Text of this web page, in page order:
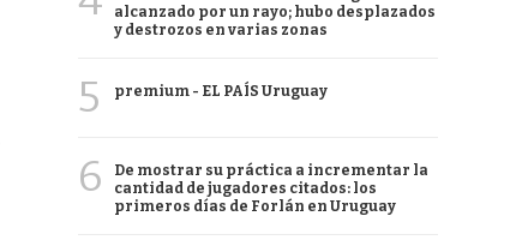
alcanzado por un rayo; hubo desplazados
y destrozos en varias zonas
5 premium - EL PAÍS Uruguay
6
De mostrar su práctica a incrementar la
cantidad de jugadores citados: los
primeros días de Forlán en Uruguay